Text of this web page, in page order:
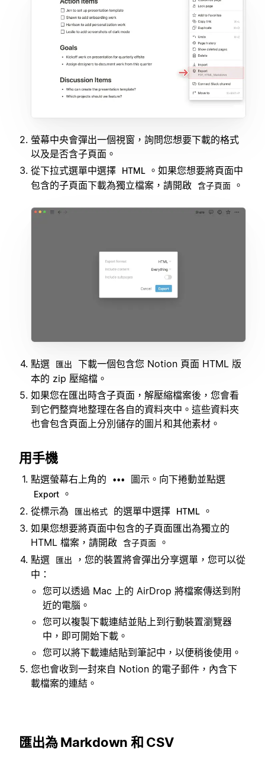
螢幕中央會彈出一個視窗，詢問您想要下載的格式
以及是否含子頁面。
從下拉式選單中選擇
HTML 。如果您想要將頁面中
包含的子頁面下載為獨立檔案，請開啟 含子頁面 。
點選 匯出
下載一個包含您 Notion 頁面 HTML 版
本的 zip 壓縮檔。
如果您在匯出時含子頁面，解壓縮檔案後，您會看
到它們整齊地整理在各自的資料夾中。這些資料夾
也會包含頁面上分別儲存的圖片和其他素材。
用手機
點選螢幕右上角的 ••• 圖示。向下捲動並點選
Export 。
從標示為
匯出格式 的選單中選擇 HTML 。
如果您想要將頁面中包含的子頁面匯出為獨立的
HTML 檔案，請開啟 含子頁面 。
點選
匯出
，您的裝置將會彈出分享選單，您可以從
中：
您可以透過 Mac 上的 AirDrop 將檔案傳送到附
近的電腦。
您可以複製下載連結並貼上到行動裝置瀏覽器
中，即可開始下載。
您可以將下載連結貼到筆記中，以便稍後使用。
您也會收到一封來自 Notion 的電子郵件，內含下
載檔案的連結。
匯出為 Markdown 和 CSV